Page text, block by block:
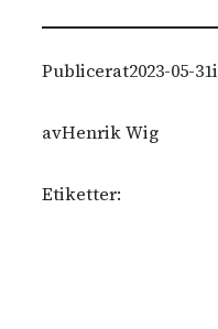
Publicerat2023-05-31i
avHenrik Wig
Etiketter: